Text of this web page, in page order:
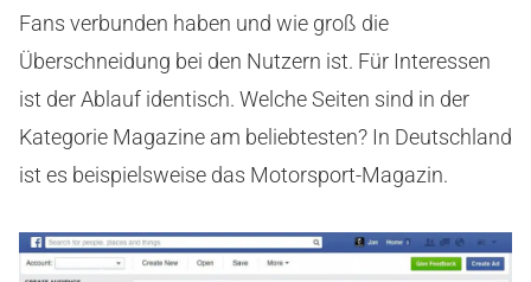
Fans verbunden haben und wie groß die
Überschneidung bei den Nutzern ist. Für Interessen
ist der Ablauf identisch. Welche Seiten sind in der
Kategorie Magazine am beliebtesten? In Deutschland
ist es beispielsweise das Motorsport-Magazin.